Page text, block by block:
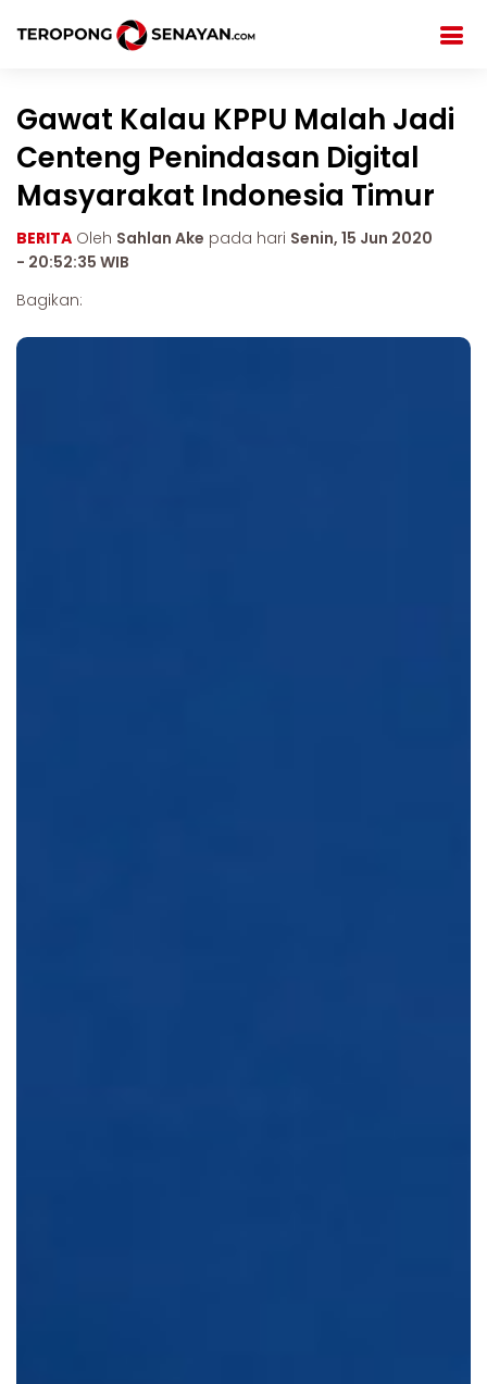
Gawat Kalau KPPU Malah Jadi
Centeng Penindasan Digital
Masyarakat Indonesia Timur
BERITA Oleh Sahlan Ake pada hari Senin, 15 Jun 2020
- 20:52:35 WIB
Bagikan: